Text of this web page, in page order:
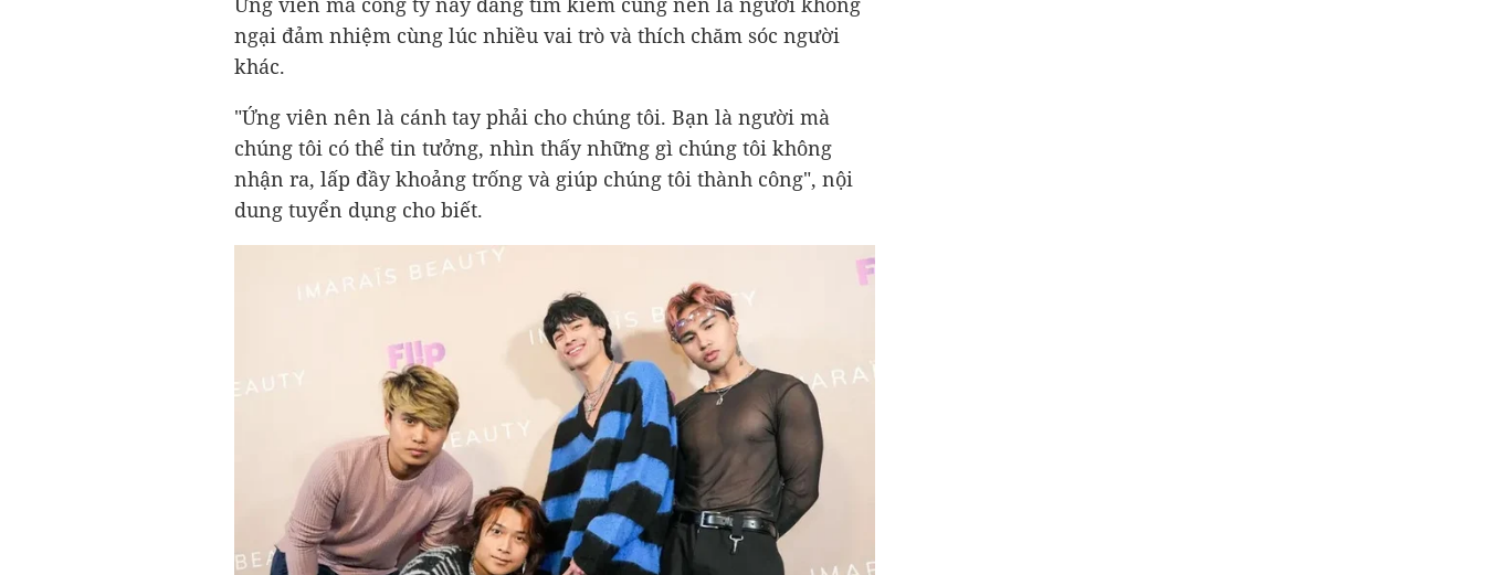
ngại đảm nhiệm cùng lúc nhiều vai trò và thích chăm sóc người
khác.
"Ứng viên nên là cánh tay phải cho chúng tôi. Bạn là người mà
chúng tôi có thể tin tưởng, nhìn thấy những gì chúng tôi không
nhận ra, lấp đầy khoảng trống và giúp chúng tôi thành công", nội
dung tuyển dụng cho biết.